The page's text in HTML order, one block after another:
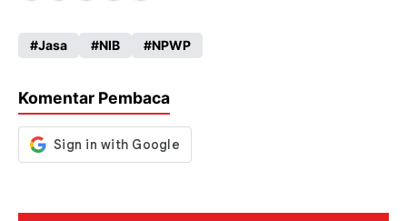
b
o
k
ts
p
p
gr
m
se
g
er
Jasa NIB NPWP
Komentar Pembaca